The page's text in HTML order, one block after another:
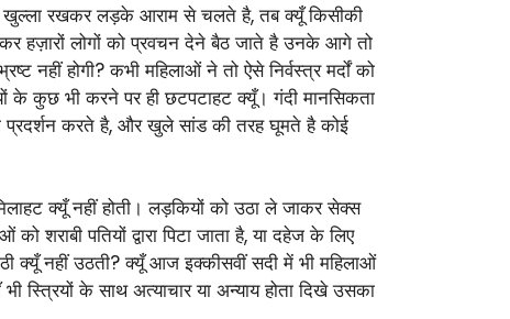
खुल्ला रखकर लड़के आराम से चलते है, तब क्यूँ किसीकी
हज़ारों लोगों को प्रवचन देने बैठ जाते है उनके आगे तो
होगी? कभी महिलाओं ने तो ऐसे निर्वस्त्र मर्दों को
के कुछ भी करने पर ही छटपटाहट क्यूँ। गंदी मानसिकता
प्रदर्शन करते है, और खुले सांड की तरह घूमते है कोई
क्यूँ नहीं होती। लड़कियों को उठा ले जाकर सेक्स
शराबी पतियों द्वारा पिटा जाता है, या दहेज के लिए
क्यूँ नहीं उठती? क्यूँ आज इक्कीसवीं सदी में भी महिलाओं
स्त्रियों के साथ अत्याचार या अन्याय होता दिखे उसका